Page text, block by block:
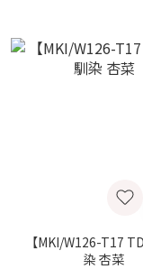
【MKI/W126-T17
染 杏菜